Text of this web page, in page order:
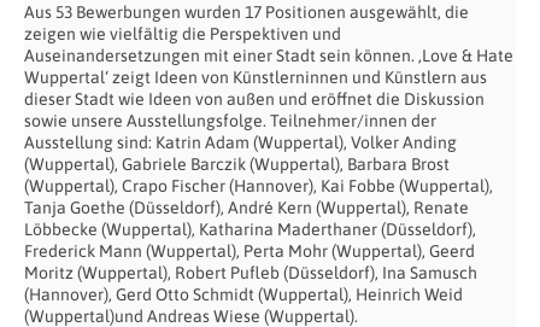
Aus 53 Bewerbungen wurden 17 Positionen ausgewählt, die
zeigen wie vielfältig die Perspektiven und
Auseinandersetzungen mit einer Stadt sein können. ‚Love & Hate
Wuppertal‘ zeigt Ideen von Künstlerninnen und Künstlern aus
dieser Stadt wie Ideen von außen und eröffnet die Diskussion
sowie unsere Ausstellungsfolge. Teilnehmer/innen der
Ausstellung sind: Katrin Adam (Wuppertal), Volker Anding
(Wuppertal), Gabriele Barczik (Wuppertal), Barbara Brost
(Wuppertal), Crapo Fischer (Hannover), Kai Fobbe (Wuppertal),
Tanja Goethe (Düsseldorf), André Kern (Wuppertal), Renate
Löbbecke (Wuppertal), Katharina Maderthaner (Düsseldorf),
Frederick Mann (Wuppertal), Perta Mohr (Wuppertal), Geerd
Moritz (Wuppertal), Robert Pufleb (Düsseldorf), Ina Samusch
(Hannover), Gerd Otto Schmidt (Wuppertal), Heinrich Weid
(Wuppertal)und Andreas Wiese (Wuppertal).